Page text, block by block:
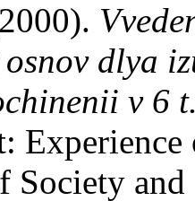
dlya
v 6
Society